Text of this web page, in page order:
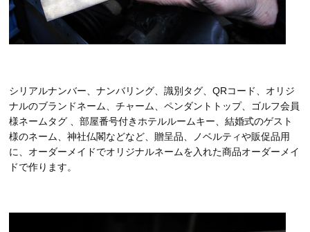
シリアルナンバー、ナンバリング、識別タグ、QRコード、オリジ
ナルのブランドネーム、チャーム、ペンダントトップ、ゴルフ会員
様ネームタグ 、部屋番号付きホテルルームキー、結婚式のゲスト
様のネーム、神社仏閣などなど、贈呈品、ノベルティや販促品用
に、オーダーメイドでオリジナルネームを入れた商品オーダーメイ
ドで作ります。